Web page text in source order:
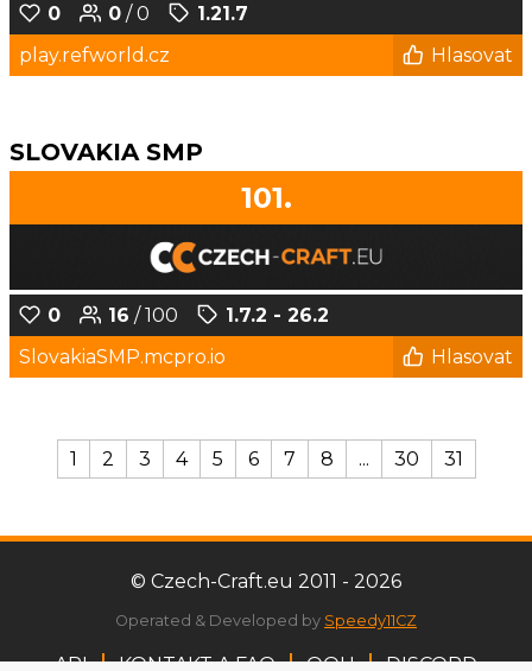
0 0 / 0
1.21.7
play.refworld.cz
Hlasovat
SLOVAKIA SMP
101.
0 16 / 100
1.7.2 - 26.2
SlovakiaSMP.mcpro.io
Hlasovat
1 2 3 4 5 6 7 8 ... 30 31
© Czech-Craft.eu 2011 - 2026
Operated & Developed by Speedy11CZ
API KONTAKT A FAQ OOU DISCORD